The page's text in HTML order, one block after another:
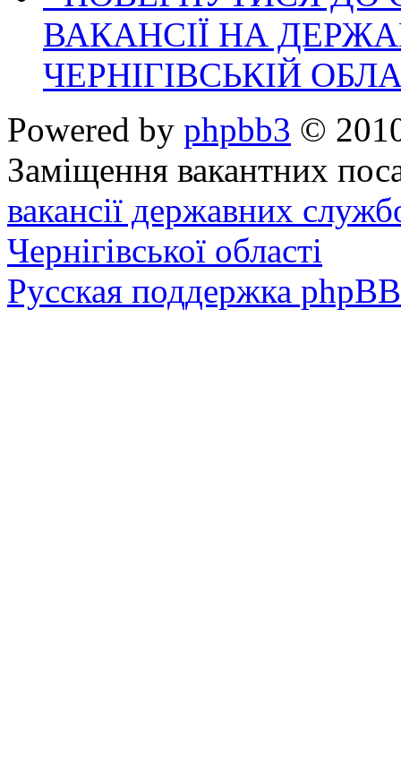
ВАКАНСІЇ НА
ЧЕРНІГІВСЬКІЙ
Powered by phpbb3 ©
Заміщення вакантних
вакансії державних
Чернігівської області
Русская поддержка phpBB